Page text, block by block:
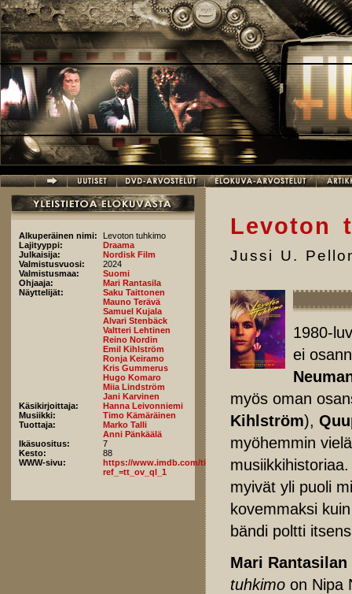
Hyppää pääsisältöön
Alkuperäinen nimi:
Levoton tuhkimo
Lajityyppi:
Draama
Julkaisija:
Nordisk Film
Valmistusvuosi:
2024
Valmistusmaa:
Suomi
Ohjaaja:
Mari Rantasila
Näyttelijät:
Saku Taittonen
Mauno Terävä
Samuel Kujala
Alvari Stenbäck
Valtteri Lehtinen
Reino Nordin
Emil Kihlström
Ronja Keiramo
Kris Gummerus
Hugo Komaro
Miia Lindström
Jani Karvinen
Käsikirjoittaja:
Hanna Leivonniemi
Musiikki:
Timo Kämäräinen
Tuottaja:
Marko Talli
Anni Pänkäälä
Ikäsuositus:
7
Kesto:
88
WWW-sivu:
https://www.imdb.com/title/tt27141260/fullcredits/?
ref_=tt_ov_ql_1
Levoton
Jussi U.
1980-
ei
myös oman
Kihlström),
myöhemmin
myivät yli puoli
kovemmaksi
bändi poltti
Mari Rantasilan
tuhkimo on Nipa